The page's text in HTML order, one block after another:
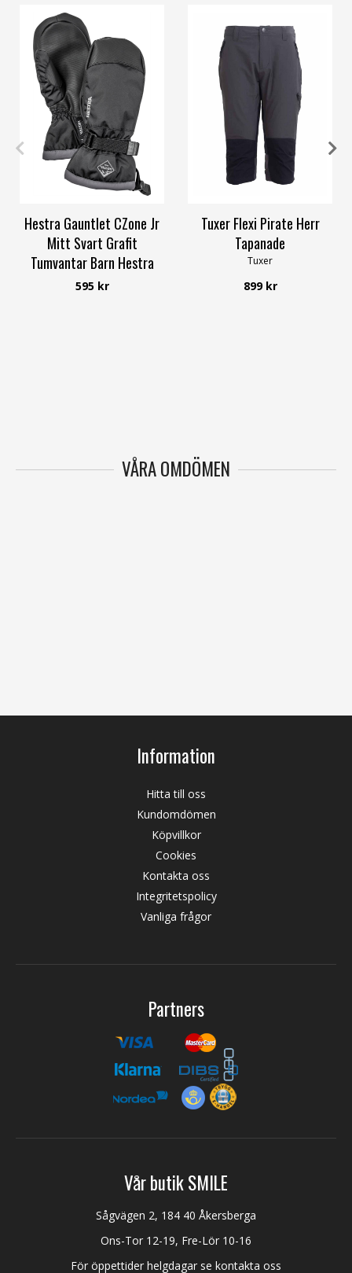
6-7Y 8-9Y 10-11Y
Hestra Gauntlet CZone Jr
Mitt Svart Grafit
Tumvantar Barn Hestra
Hestra
595 kr
XL 2XL
Tuxer Flexi Pirate Herr
Tapanade
Tuxer
899 kr
VÅRA OMDÖMEN
Information
Hitta till oss
Kundomdömen
Köpvillkor
Cookies
Kontakta oss
Integritetspolicy
Vanliga frågor
Partners
Vår butik SMILE
Sågvägen 2, 184 40 Åkersberga
Ons-Tor 12-19, Fre-Lör 10-16
För öppettider helgdagar se kontakta oss